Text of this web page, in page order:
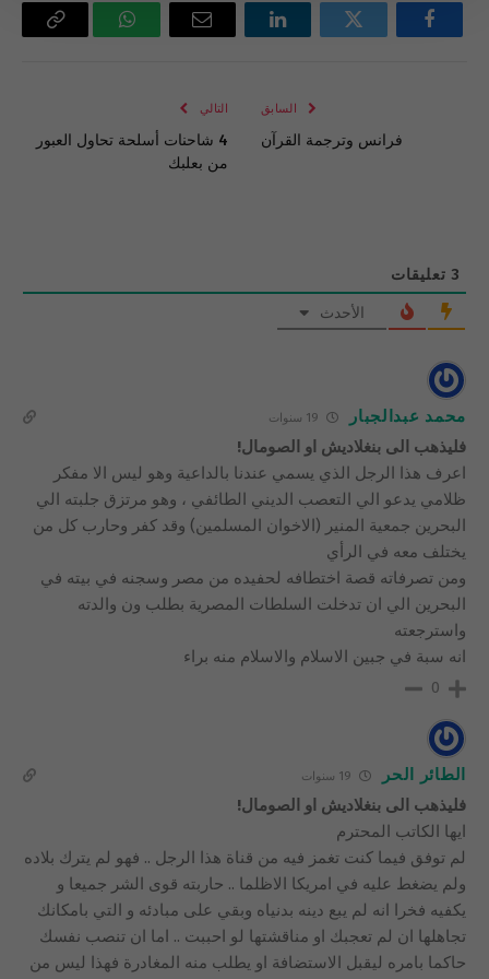
فيسبوك تويتر لينكدإن
البريد
واتساب Copy
السابق
فرانس وترجمة القرآن
التالي
4 شاحنات أسلحة تحاول العبور
من بعلبك
3 تعليقات
الأحدث
محمد عبدالجبار
فليذهب الى بنغلاديش او الصومال!
اعرف هذا الرجل الذي يسمي عندنا بالداعية وهو ليس الا مفكر
ظلامي يدعو الي التعصب الديني الطائفي ، وهو مرتزق جلبته الي
البحرين جمعية المنير (الاخوان المسلمين) وقد كفر وحارب كل من
يختلف معه في الرأي
ومن تصرفاته قصة اختطافه لحفيده من مصر وسجنه في بيته في
البحرين الي ان تدخلت السلطات المصرية بطلب ون والدته
واسترجعته
انه سبة في جبين الاسلام والاسلام منه براء
0
الطائر الحر
فليذهب الى بنغلاديش او الصومال!
ايها الكاتب المحترم
لم توفق فيما كنت تغمز فيه من قناة هذا الرجل .. فهو لم يترك بلاده
ولم يضغط عليه في امريكا الاظلما .. حاربته قوى الشر جميعا و
يكفيه فخرا انه لم يبع دينه بدنياه وبقي على مبادئه و التي بامكانك
تجاهلها ان لم تعجبك او مناقشتها لو احببت .. اما ان تنصب نفسك
حاكما بامره ليقبل الاستضافة او يطلب منه المغادرة فهذا ليس من